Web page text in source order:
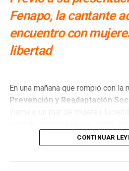
Fenapo, la cantante
encuentro con
libertad
​En una mañana que rompió con la
Prevención y Readaptación
CONTINUAR